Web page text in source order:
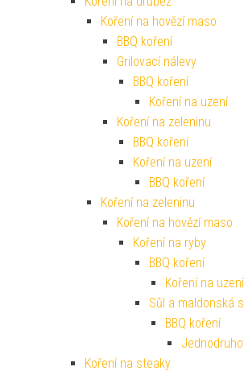
Koření na hovězí maso
BBQ koření
Grilovací nálevy
BBQ koření
Koření na uzení
Koření na zeleninu
BBQ koření
Koření na uzení
BBQ koření
Koření na zeleninu
Koření na hovězí maso
Koření na ryby
BBQ koření
Koření na uzení
Sůl a maldonská
BBQ koření
Koření na steaky